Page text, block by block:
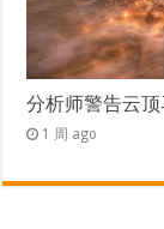
分析师警告云
1 周 ago